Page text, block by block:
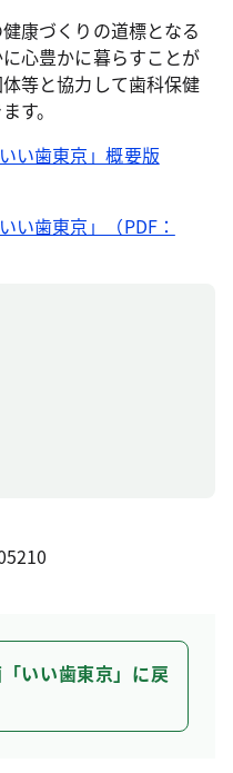
康づくりの道標となる
心豊かに暮らすことが
等と協力して歯科保健
す。
い歯東京」概要版
い歯東京」（PDF：
いい歯東京」に戻